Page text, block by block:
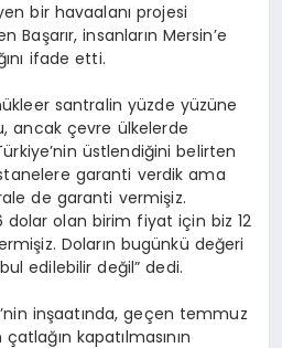
bir havaalanı projesi
insanların Mersin’e
ifade etti.
santralin yüzde yüzüne
ancak çevre ülkelerde
üstlendiğini belirten
garanti verdik ama
de garanti vermişiz.
dolar olan birim fiyat için biz 12
Doların bugünkü değeri
edilebilir değil” dedi.
inşaatında, geçen temmuz
kapatılmasının